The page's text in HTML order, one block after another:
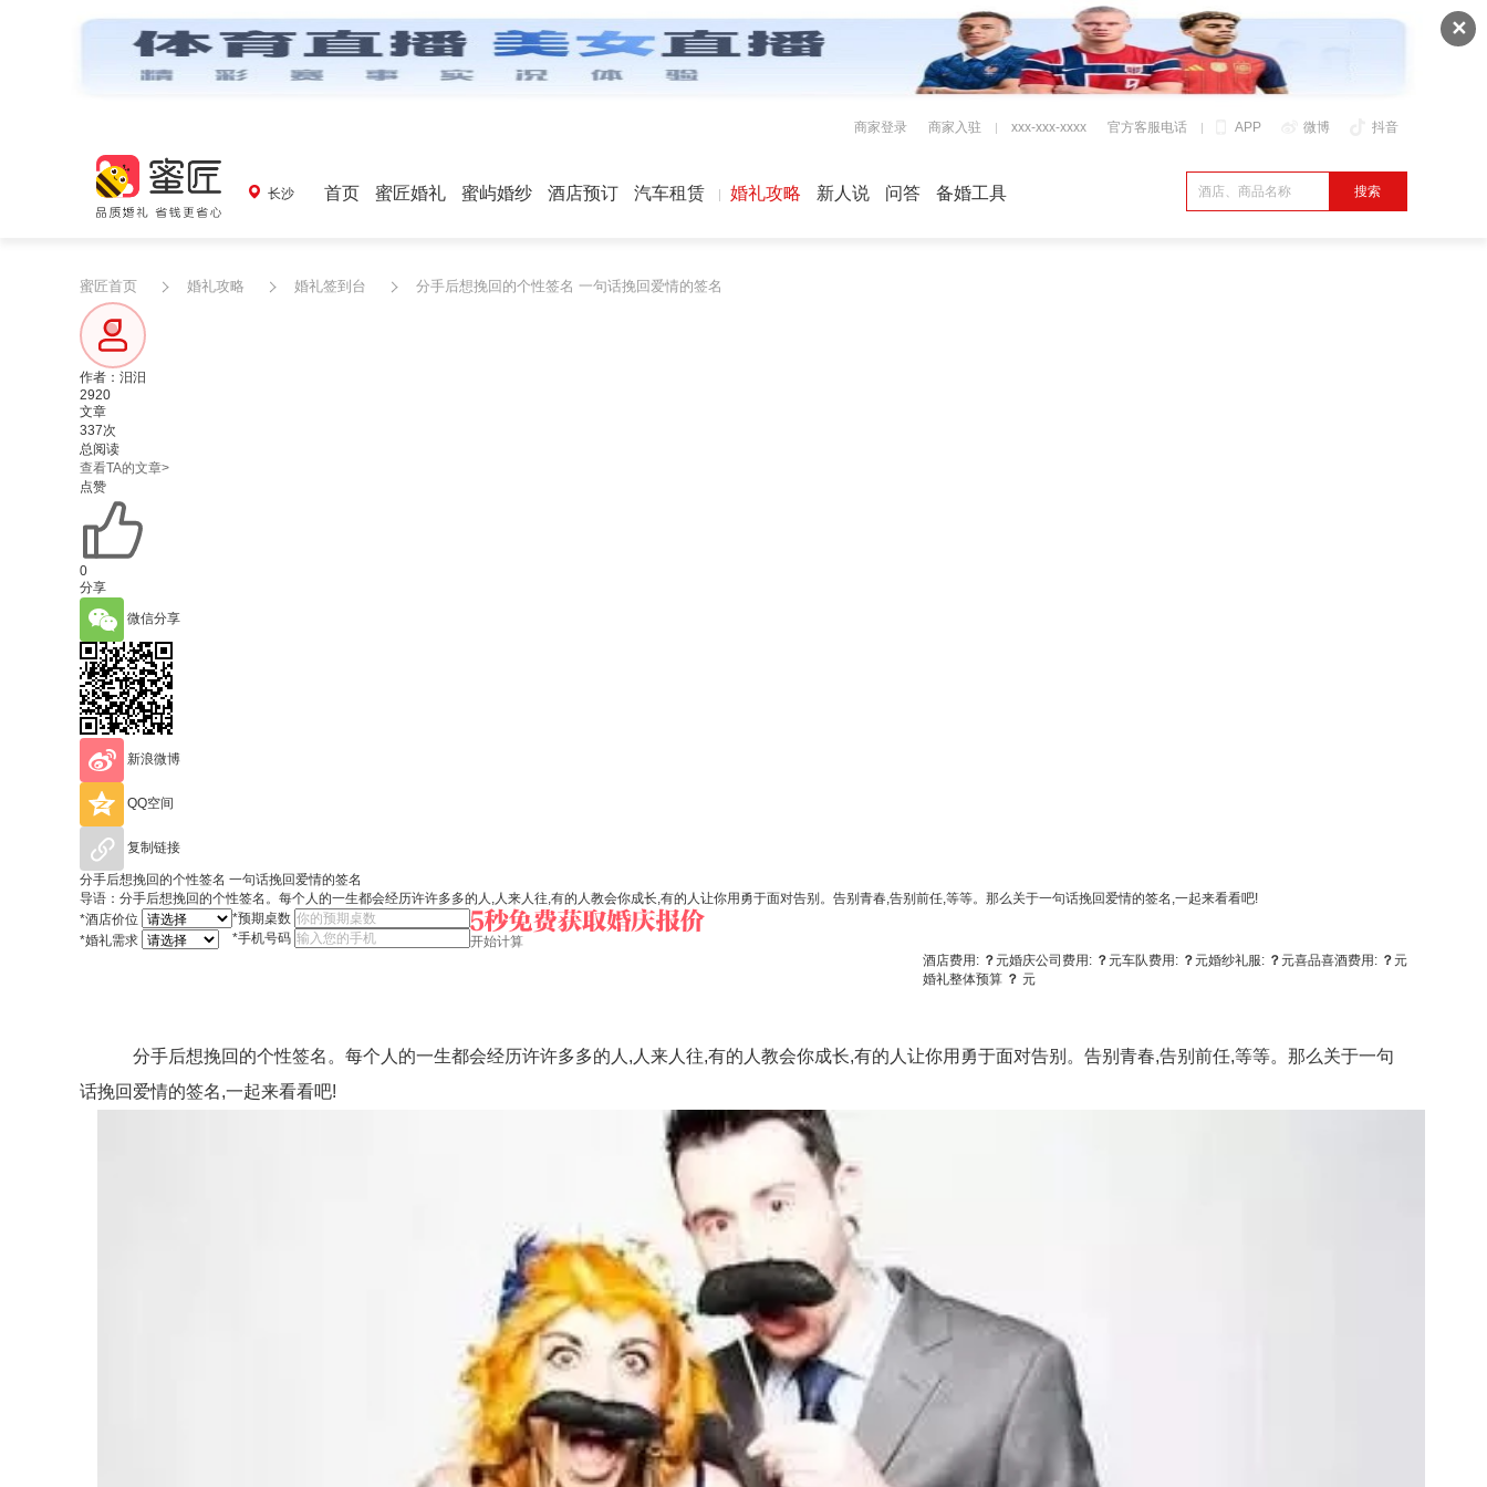
✕
APP 微博 抖音
商家登录 商家入驻 xxx-xxx-xxxx 官方客服电话
长沙 首页 蜜匠婚礼 蜜屿婚纱 酒店预订 汽车租赁 婚礼攻略 新人说 问答 备婚工具
蜜匠首页 婚礼攻略 婚礼签到台 分手后想挽回的个性签名 一句话挽回爱情的签名
作者：汨汨
2920
文章
337次
总阅读
查看TA的文章>
点赞
0
分享
微信分享
新浪微博
QQ空间
复制链接
分手后想挽回的个性签名 一句话挽回爱情的签名
导语：​分手后想挽回的个性签名。每个人的一生都会经历许许多多的人,人来人往,有的人教会你成长,有的人让你用勇于面对告别。告别青春,告别前任,等等。那么关于一句话挽回爱情的签名,一起来看看吧!
*酒店价位
*婚礼需求
*预期桌数
*手机号码
开始计算
酒店费用: ？元婚庆公司费用: ？元车队费用: ？元婚纱礼服: ？元喜品喜酒费用: ？元
婚礼整体预算 ？ 元
分手后想挽回的个性签名。每个人的一生都会经历许许多多的人,人来人往,有的人教会你成长,有的人让你用勇于面对告别。告别青春,告别前任,等等。那么关于一句
话挽回爱情的签名,一起来看看吧!